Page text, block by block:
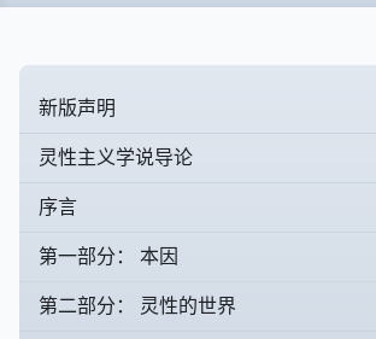
新版声明
灵性主义学说导论
序言
第一部分： 本因
第二部分： 灵性的世界